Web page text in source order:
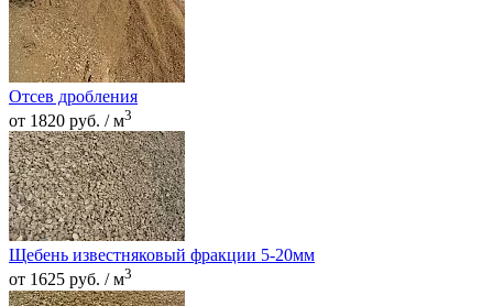
Отсев дробления
от 1820 руб. / м3
Щебень известняковый фракции 5-20мм
от 1625 руб. / м3